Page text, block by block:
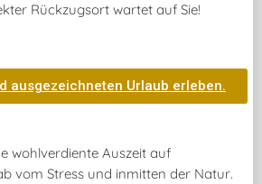
Rückzugsort wartet auf Sie!
ausgezeichneten Urlaub erleben.
wohlverdienteAuszeit auf
vom Stress und inmitten der Natur.